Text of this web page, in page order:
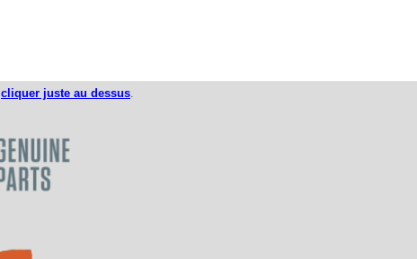
cliquer juste au dessus.